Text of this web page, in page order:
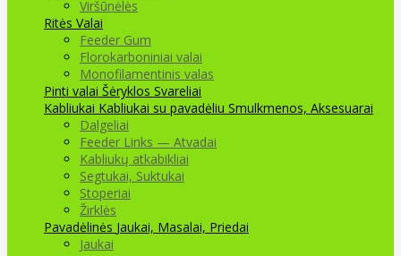
Viršūnėlės
Ritės Valai
Feeder Gum
Florokarboniniai valai
Monofilamentinis valas
Pinti valai Šėryklos Svareliai
Kabliukai Kabliukai su pavadėliu Smulkmenos, Aksesuarai
Dalgeliai
Feeder Links — Atvadai
Kabliukų atkabikliai
Segtukai, Suktukai
Stoperiai
Žirklės
Pavadėlinės Jaukai, Masalai, Priedai
Jaukai